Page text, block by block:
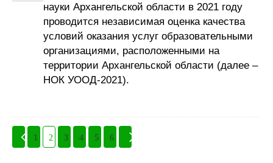
науки Архангельской области в 2021 году
проводится независимая оценка качества
условий оказания услуг образовательными
организациями, расположенными на
территории Архангельской области (далее –
НОК УООД-2021).
1 2 3 4 5 6